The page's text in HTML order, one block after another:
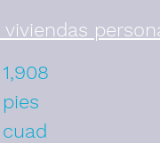
1,908
pies
cuad